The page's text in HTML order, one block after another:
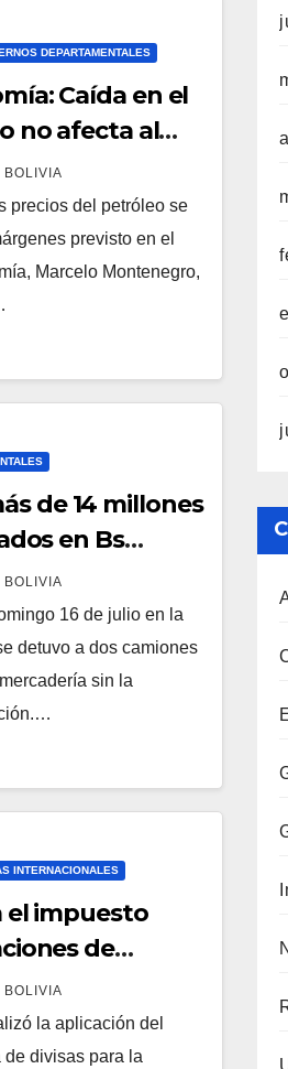
DEPARTAMENTALES
Caída en el
no afecta al
BOLIVIA
precios del petróleo se
previsto en el
Marcelo Montenegro,
de 14 millones
en Bs
BOLIVIA
16 de julio en la
detuvo a dos camiones
sin la
INTERNACIONALES
el impuesto
de
BOLIVIA
la aplicación del
de divisas para la